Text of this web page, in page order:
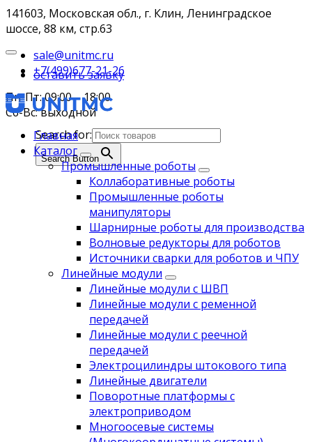
141603, Московская обл., г. Клин, Ленинградское
шоссе, 88 км, стр.63
sale@unitmc.ru
+7(499)677-21-26
Пн-Пт: 09:00 – 18:00
Сб-Вс: выходной
Search for:
Search Button
оставить заявку
Главная
Каталог
Промышленные роботы
Коллаборативные роботы
Промышленные роботы
манипуляторы
Шарнирные роботы для производства
Волновые редукторы для роботов
Источники сварки для роботов и ЧПУ
Линейные модули
Линейные модули с ШВП
Линейные модули с ременной
передачей
Линейные модули с реечной
передачей
Электроцилиндры штокового типа
Линейные двигатели
Поворотные платформы с
электроприводом
Многоосевые системы